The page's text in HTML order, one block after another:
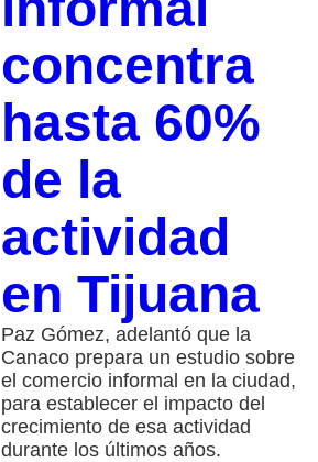
concentra
hasta 60%
de la
actividad
en Tijuana
Paz Gómez, adelantó que la
Canaco prepara un estudio sobre
el comercio informal en la ciudad,
para establecer el impacto del
crecimiento de esa actividad
durante los últimos años.